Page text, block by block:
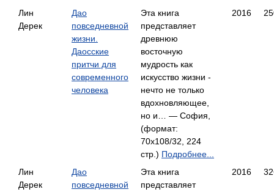
Лин
Дерек
Дао
повседневной
жизни.
Даосские
притчи для
современного
человека
Эта книга
представляет
древнюю
восточную
мудрость как
искусство жизни -
нечто не только
вдохновляющее,
но и… — София,
(формат:
70x108/32, 224
стр.) Подробнее...
2016
Лин
Дерек
Дао
повседневной
Эта книга
представляет
2016